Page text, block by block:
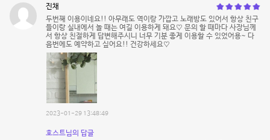
진채
두번째 이용이네요!! 아무래도 역이랑 가깝고 노래방도 있어서 항상 친구
들이랑 실내에서 놀 때는 여길 이용하게 돼요♡ 문의 할 때마다 사장님께
서 항상 친절하게 답변해주시니 너무 기분 좋게 이용할 수 있었어용~ 다
음번에도 예약하고 싶어요!! 건강하세요♡
2023-01-29 13:48:49
호스트님의 답글